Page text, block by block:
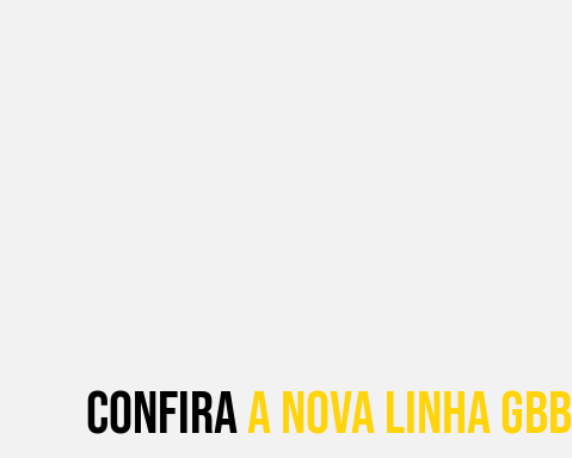
Confiraa Nova linha GBB